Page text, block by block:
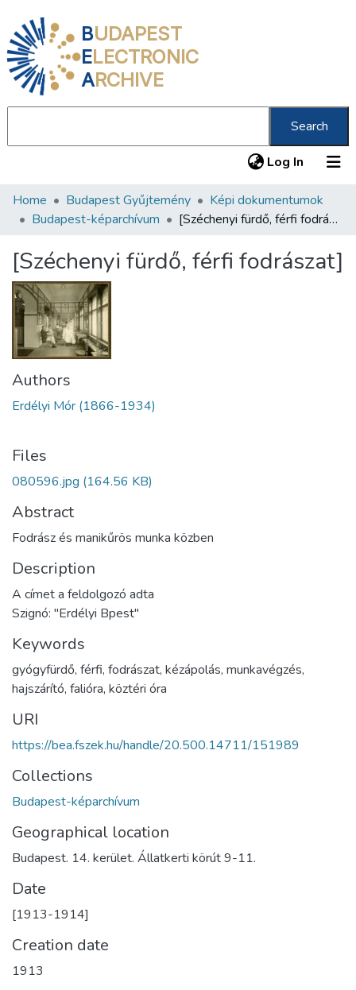
BUDAPEST
ELECTRONIC
ARCHIVE
Search
Log In (current)
Communities & Collections
Statistics
About us
Home Budapest Gyűjtemény
Képi dokumentumok
Budapest-képarchívum
[Széchenyi fürdő, férfi fodrászat]
[Széchenyi fürdő, férfi fodrászat]
Authors
Erdélyi Mór (1866-1934)
Files
080596.jpg (164.56 KB)
Abstract
Fodrász és manikűrös munka közben
Description
A címet a feldolgozó adta
Szignó: "Erdélyi Bpest"
Keywords
gyógyfürdő, férfi, fodrászat, kézápolás, munkavégzés,
hajszárító, falióra, köztéri óra
URI
https://bea.fszek.hu/handle/20.500.14711/151989
Collections
Budapest-képarchívum
Geographical location
Budapest. 14. kerület. Állatkerti körút 9-11.
Date
[1913-1914]
Creation date
1913